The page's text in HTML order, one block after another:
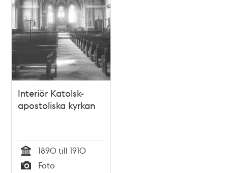
Interiör Katolsk-
apostoliska kyrkan
Tid
1890 till 1910
Foto